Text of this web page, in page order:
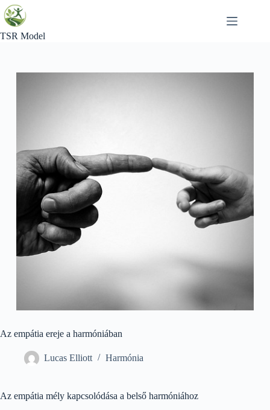
Skip
to
content
TSR Model
Az empátia ereje a harmóniában
Lucas Elliott Harmónia
Az empátia mély kapcsolódása a belső harmóniához